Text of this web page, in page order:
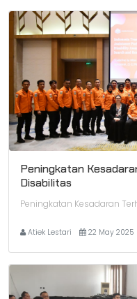
Peningkatan
Disabilitas
Peningkatan Kesadaran
Atiek Lestari 22 May 2025